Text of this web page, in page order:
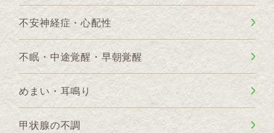
不安神経症・心配性
不眠・中途覚醒・早朝覚醒
めまい・耳鳴り
甲状腺の不調